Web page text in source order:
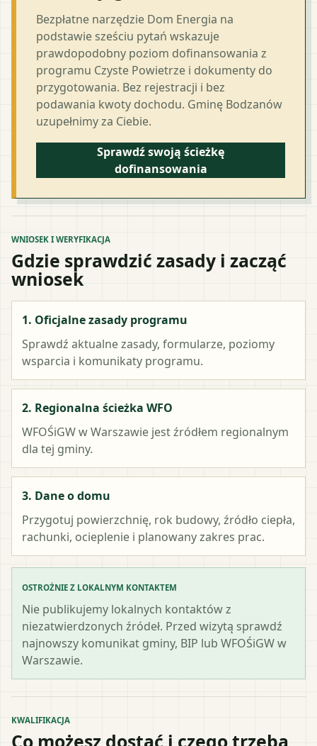
Bezpłatne narzędzie Dom Energia na
podstawie sześciu pytań wskazuje
prawdopodobny poziom dofinansowania z
programu Czyste Powietrze i dokumenty do
przygotowania. Bez rejestracji i bez
podawania kwoty dochodu. Gminę Bodzanów
uzupełnimy za Ciebie.
Sprawdź swoją ścieżkę
dofinansowania
WNIOSEK I WERYFIKACJA
Gdzie sprawdzić zasady i zacząć
wniosek
1. Oficjalne zasady programu
Sprawdź aktualne zasady, formularze, poziomy
wsparcia i komunikaty programu.
2. Regionalna ścieżka WFO
WFOŚiGW w Warszawie jest źródłem regionalnym
dla tej gminy.
3. Dane o domu
Przygotuj powierzchnię, rok budowy, źródło ciepła,
rachunki, ocieplenie i planowany zakres prac.
OSTROŻNIE Z LOKALNYM KONTAKTEM
Nie publikujemy lokalnych kontaktów z
niezatwierdzonych źródeł. Przed wizytą sprawdź
najnowszy komunikat gminy, BIP lub WFOŚiGW w
Warszawie.
KWALIFIKACJA
Co możesz dostać i czego trzeba